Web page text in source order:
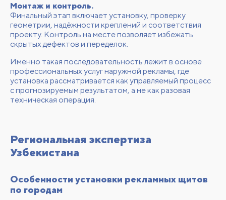
Монтаж и контроль.
Финальный этап включает установку, проверку
геометрии, надёжности креплений и соответствия
проекту. Контроль на месте позволяет избежать
скрытых дефектов и переделок.
Именно такая последовательность лежит в основе
профессиональныхуслуг наружной рекламы, где
установка рассматривается как управляемый процесс
с прогнозируемым результатом, а не как разовая
техническая операция.
Региональная экспертиза
Узбекистана
Особенности установки рекламных щитов
по городам